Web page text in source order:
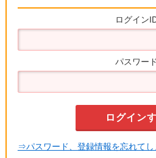
ログイン
パスワード
⇒パスワード、登録情報を忘れてし